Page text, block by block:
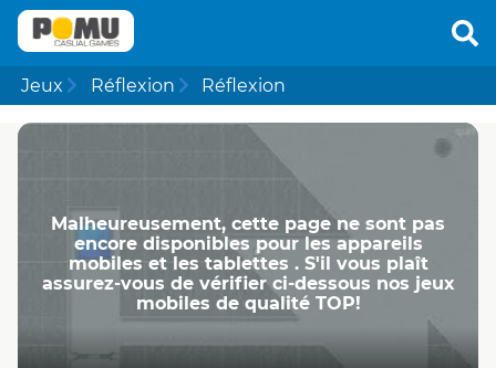
Jeux Réflexion Réflexion
Malheureusement, cette page ne ​​sont pas
encore disponibles pour les appareils
mobiles et les tablettes . S'il vous plaît
assurez-vous de vérifier ci-dessous nos jeux
mobiles de qualité TOP!